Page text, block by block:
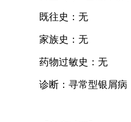
既往史：无
家族史：无
药物过敏史：无
诊断：寻常型银屑病